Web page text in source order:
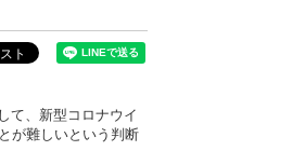
て、新型コロナウイ
が難しいという判断